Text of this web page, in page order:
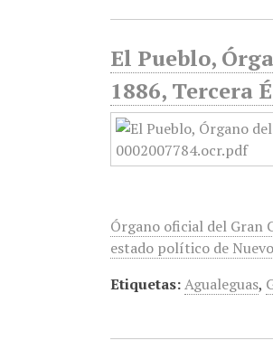
El Pueblo,
1886, Tercera
Órgano oficial del Gran
estado político de
Etiquetas:Agualeguas,